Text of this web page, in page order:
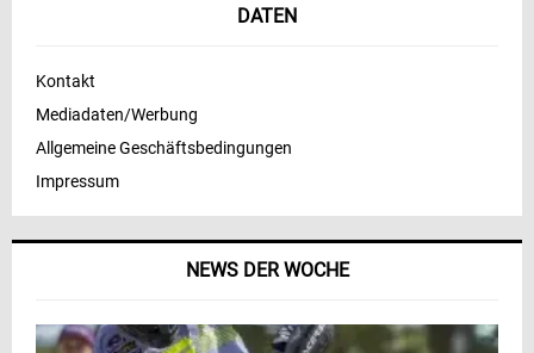
NEWS DER WOCHE
DATEN
Kontakt
Mediadaten/Werbung
Allgemeine Geschäftsbedingungen
Impressum